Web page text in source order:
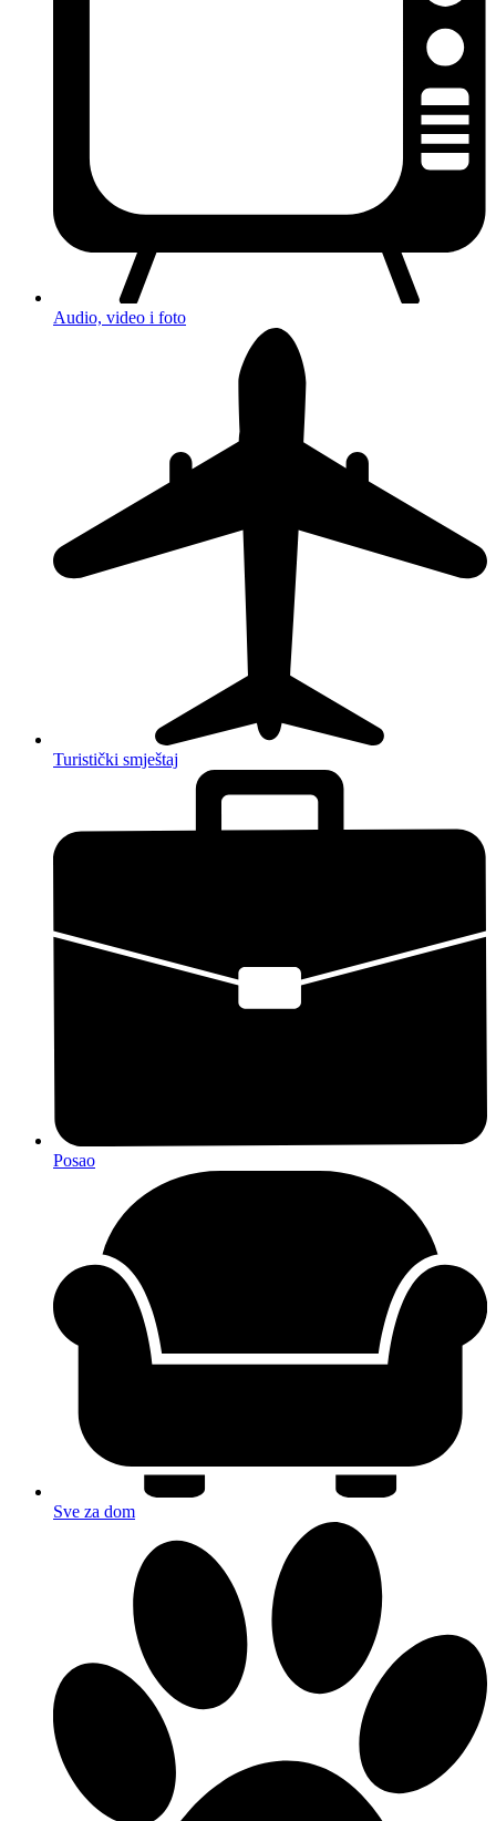
Audio, video i foto
Turistički smještaj
Posao
Sve za dom